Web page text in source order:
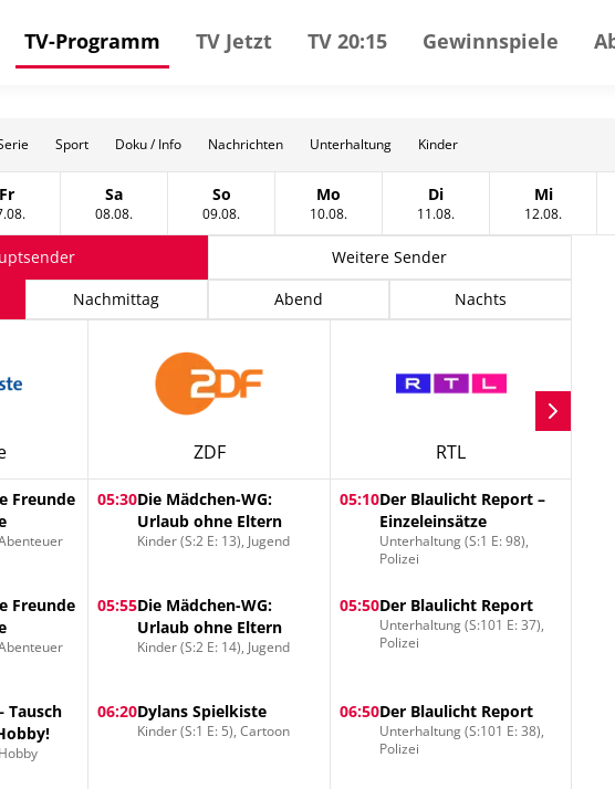
TV-Programm TV Jetzt TV 20:15 Gewinnspiele
Sport Doku / Info Nachrichten Unterhaltung Kinder
August
Freitag, 07 August
Fr
Samstag, 08 August
Sa
08.08. Sonntag, 09 August
So
09.08. Montag, 10 August
Mo
10.08. Dienstag, 11 August
Di
11.08. Mittwoch,
Mi
12.08.
Weitere Sender
Nachmittag Abend Nachts
Freunde
Freunde
Tausch
ZDF
05:30Die Mädchen-WG:
Urlaub ohne Eltern
Kinder (S:2 E: 13), Jugend
05:55Die Mädchen-WG:
Urlaub ohne Eltern
Kinder (S:2 E: 14), Jugend
06:20Dylans Spielkiste
Kinder (S:1 E: 5), Cartoon
RTL
05:10Der Blaulicht Report –
Einzeleinsätze
Unterhaltung (S:1 E: 98),
Polizei
05:50Der Blaulicht Report
Unterhaltung (S:101 E: 37),
Polizei
06:50Der Blaulicht Report
Unterhaltung (S:101 E: 38),
Polizei